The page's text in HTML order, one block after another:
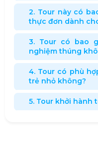
2. Tour này có
thực đơn dành
3. Tour có bao
nghiệm thúng
4. Tour có phù
trẻ nhỏ không?
5. Tour khởi hành